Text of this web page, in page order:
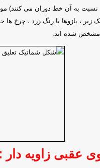
نسبت به آن خط دوران می کنند)
زیر ، بازوها با رنگ زرد ، چرخ
مشخص شده اند.
عقبی زاویه دار